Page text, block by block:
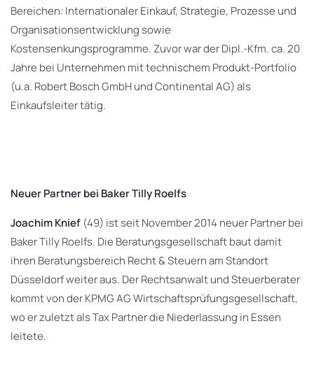
Bereichen: Internationaler Einkauf, Strategie, Prozesse und
Organisationsentwicklung sowie
Kostensenkungsprogramme. Zuvor war der Dipl.-Kfm. ca. 20
Jahre bei Unternehmen mit technischem Produkt-Portfolio
(u.a. Robert Bosch GmbH und Continental AG) als
Einkaufsleiter tätig.
Neuer Partner bei Baker Tilly Roelfs
Joachim Knief (49) ist seit November 2014 neuer Partner bei
Baker Tilly Roelfs. Die Beratungsgesellschaft baut damit
ihren Beratungsbereich Recht & Steuern am Standort
Düsseldorf weiter aus. Der Rechtsanwalt und Steuerberater
kommt von der KPMG AG Wirtschaftsprüfungsgesellschaft,
wo er zuletzt als Tax Partner die Niederlassung in Essen
leitete.